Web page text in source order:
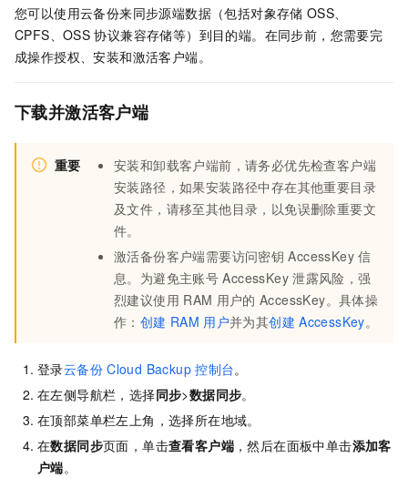
您可以使用云备份来同步源端数据（包括对象存储 OSS、
CPFS、OSS 协议兼容存储等）到目的端。在同步前，您需要完
成操作授权、安装和激活客户端。
下载并激活客户端
重要
安装和卸载客户端前，请务必优先检查客户端
安装路径，如果安装路径中存在其他重要目录
及文件，请移至其他目录，以免误删除重要文
件。
激活备份客户端需要访问密钥 AccessKey 信
息。为避免主账号 AccessKey 泄露风险，强
烈建议使用 RAM 用户的 AccessKey。具体操
作： 创建 RAM 用户并为其创建 AccessKey。
登录云备份 Cloud Backup 控制台。
在左侧导航栏，选择同步>数据同步。
在顶部菜单栏左上角，选择所在地域。
在数据同步页面，单击查看客户端 ，然后在面板中单击添加客
户端。